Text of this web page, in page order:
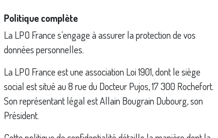
Politique complète
La LPO France s’engage à assurer la protection de vos
données personnelles.
La LPO France est une association Loi 1901, dont le siège
social est situé au 8 rue du Docteur Pujos, 17 300 Rochefort.
Son représentant légal est Allain Bougrain Dubourg, son
Président.